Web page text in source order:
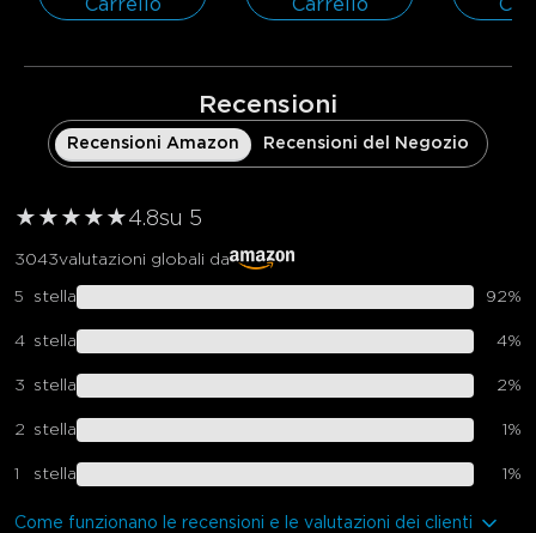
Carrello Carrello
Recensioni
Recensioni Amazon Recensioni del Negozio
★ ★ ★ ★ ★4.8su 5
3043valutazioni globali da
5 stella 92%
4 stella 4%
3 stella 2%
2 stella 1%
1 stella 1%
Come funzionano le recensioni e le valutazioni dei clienti